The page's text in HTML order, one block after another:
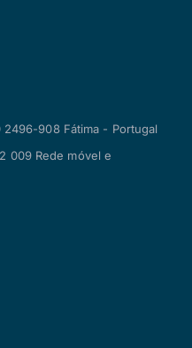
2496-908 Fátima - Portugal
009 Rede móvel e